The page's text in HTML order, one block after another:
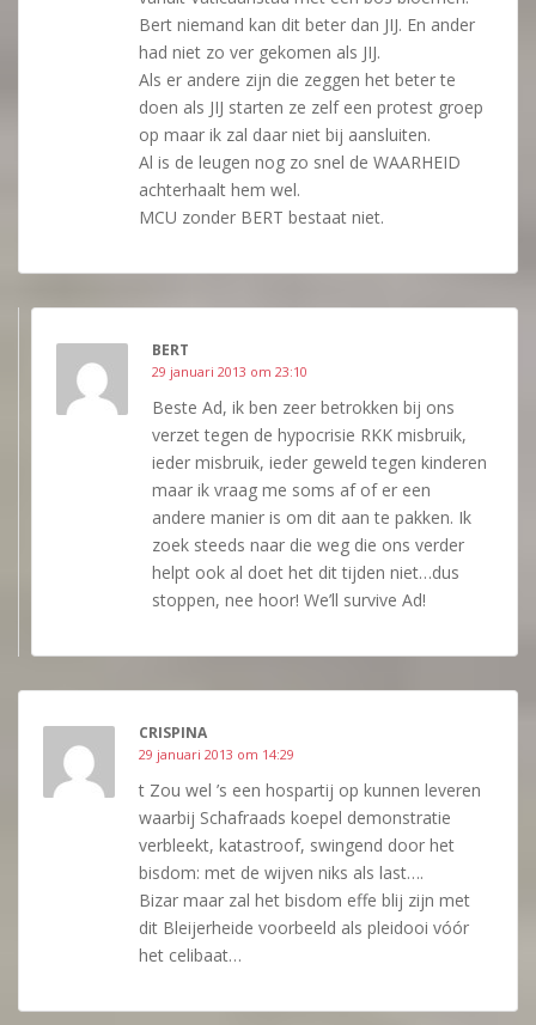
Bert niemand kan dit beter dan JIJ. En ander
had niet zo ver gekomen als JIJ.
Als er andere zijn die zeggen het beter te
doen als JIJ starten ze zelf een protest groep
op maar ik zal daar niet bij aansluiten.
Al is de leugen nog zo snel de WAARHEID
achterhaalt hem wel.
MCU zonder BERT bestaat niet.
BERT
29 januari 2013 om 23:10
Beste Ad, ik ben zeer betrokken bij ons
verzet tegen de hypocrisie RKK misbruik,
ieder misbruik, ieder geweld tegen kinderen
maar ik vraag me soms af of er een
andere manier is om dit aan te pakken. Ik
zoek steeds naar die weg die ons verder
helpt ook al doet het dit tijden niet…dus
stoppen, nee hoor! We’ll survive Ad!
CRISPINA
29 januari 2013 om 14:29
t Zou wel ’s een hospartij op kunnen leveren
waarbij Schafraads koepel demonstratie
verbleekt, katastroof, swingend door het
bisdom: met de wijven niks als last….
Bizar maar zal het bisdom effe blij zijn met
dit Bleijerheide voorbeeld als pleidooi vóór
het celibaat…